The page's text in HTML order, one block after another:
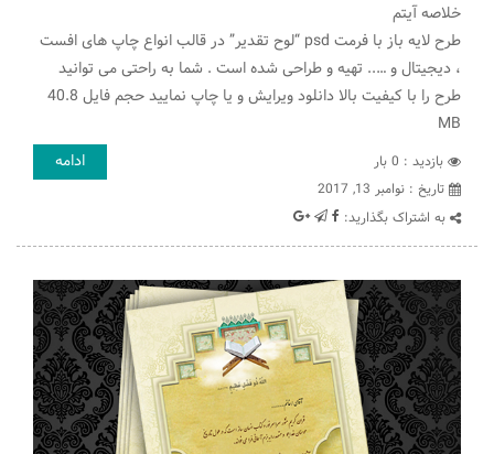
خلاصه آیتم
طرح لایه باز با فرمت psd “لوح تقدیر” در قالب انواع چاپ های افست
، دیجیتال و ….. تهیه و طراحی شده است . شما به راحتی می توانید
طرح را با کیفیت بالا دانلود ویرایش و یا چاپ نمایید حجم فایل 40.8
MB
بازدید : 0 بار
تاريخ : نوامبر 13, 2017
به اشتراک بگذارید:
ادامه